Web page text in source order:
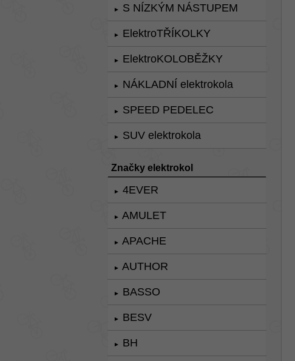
► S NÍZKÝM NÁSTUPEM
► ElektroTŘÍKOLKY
► ElektroKOLOBĚŽKY
► NÁKLADNÍ elektrokola
► SPEED PEDELEC
► SUV elektrokola
Značky elektrokol
► 4EVER
► AMULET
► APACHE
► AUTHOR
► BASSO
► BESV
► BH